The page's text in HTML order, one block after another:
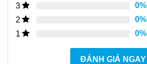
3
0%
2
0%
1
0%
ĐÁNH GIÁ NGAY